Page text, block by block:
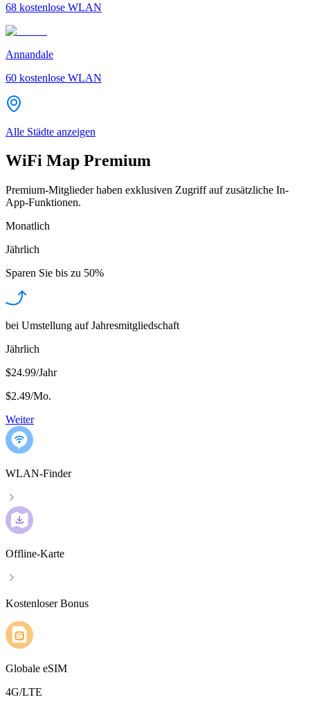
68 kostenlose WLAN
Annandale
60 kostenlose WLAN
Alle Städte anzeigen
WiFi Map Premium
Premium-Mitglieder haben exklusiven Zugriff auf zusätzliche In-
App-Funktionen.
Monatlich
Jährlich
Sparen Sie bis zu 50%
bei Umstellung auf Jahresmitgliedschaft
Jährlich
$24.99/Jahr
$2.49/Mo.
Weiter
WLAN-Finder
Offline-Karte
Kostenloser Bonus
Globale eSIM
4G/LTE